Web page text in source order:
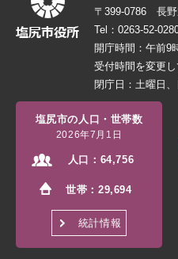
〒399-0786 長野
Tel：0263-52-
開庁時間：午前9
受付時間を変更し
閉庁日：土曜日
塩尻市の人口・世帯数
2026年7月1日
人口： 64,756
世帯：29,694
統計情報